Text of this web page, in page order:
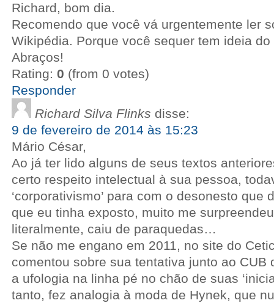
Richard, bom dia.
Recomendo que você vá urgentemente ler
Wikipédia. Porque você sequer tem ideia
Abraços!
Rating: 0 (from 0 votes)
Responder
Richard Silva Flinks disse:
9 de fevereiro de 2014 às 15:23
Mário César,
Ao já ter lido alguns de seus textos
certo respeito intelectual à sua pessoa,
‘corporativismo’ para com o desonesto que
que eu tinha exposto, muito me
literalmente, caiu de paraquedas…
Se não me engano em 2011, no site do
comentou sobre sua tentativa junto ao CUB
a ufologia na linha pé no chão de suas
tanto, fez analogia à moda de Hynek, que